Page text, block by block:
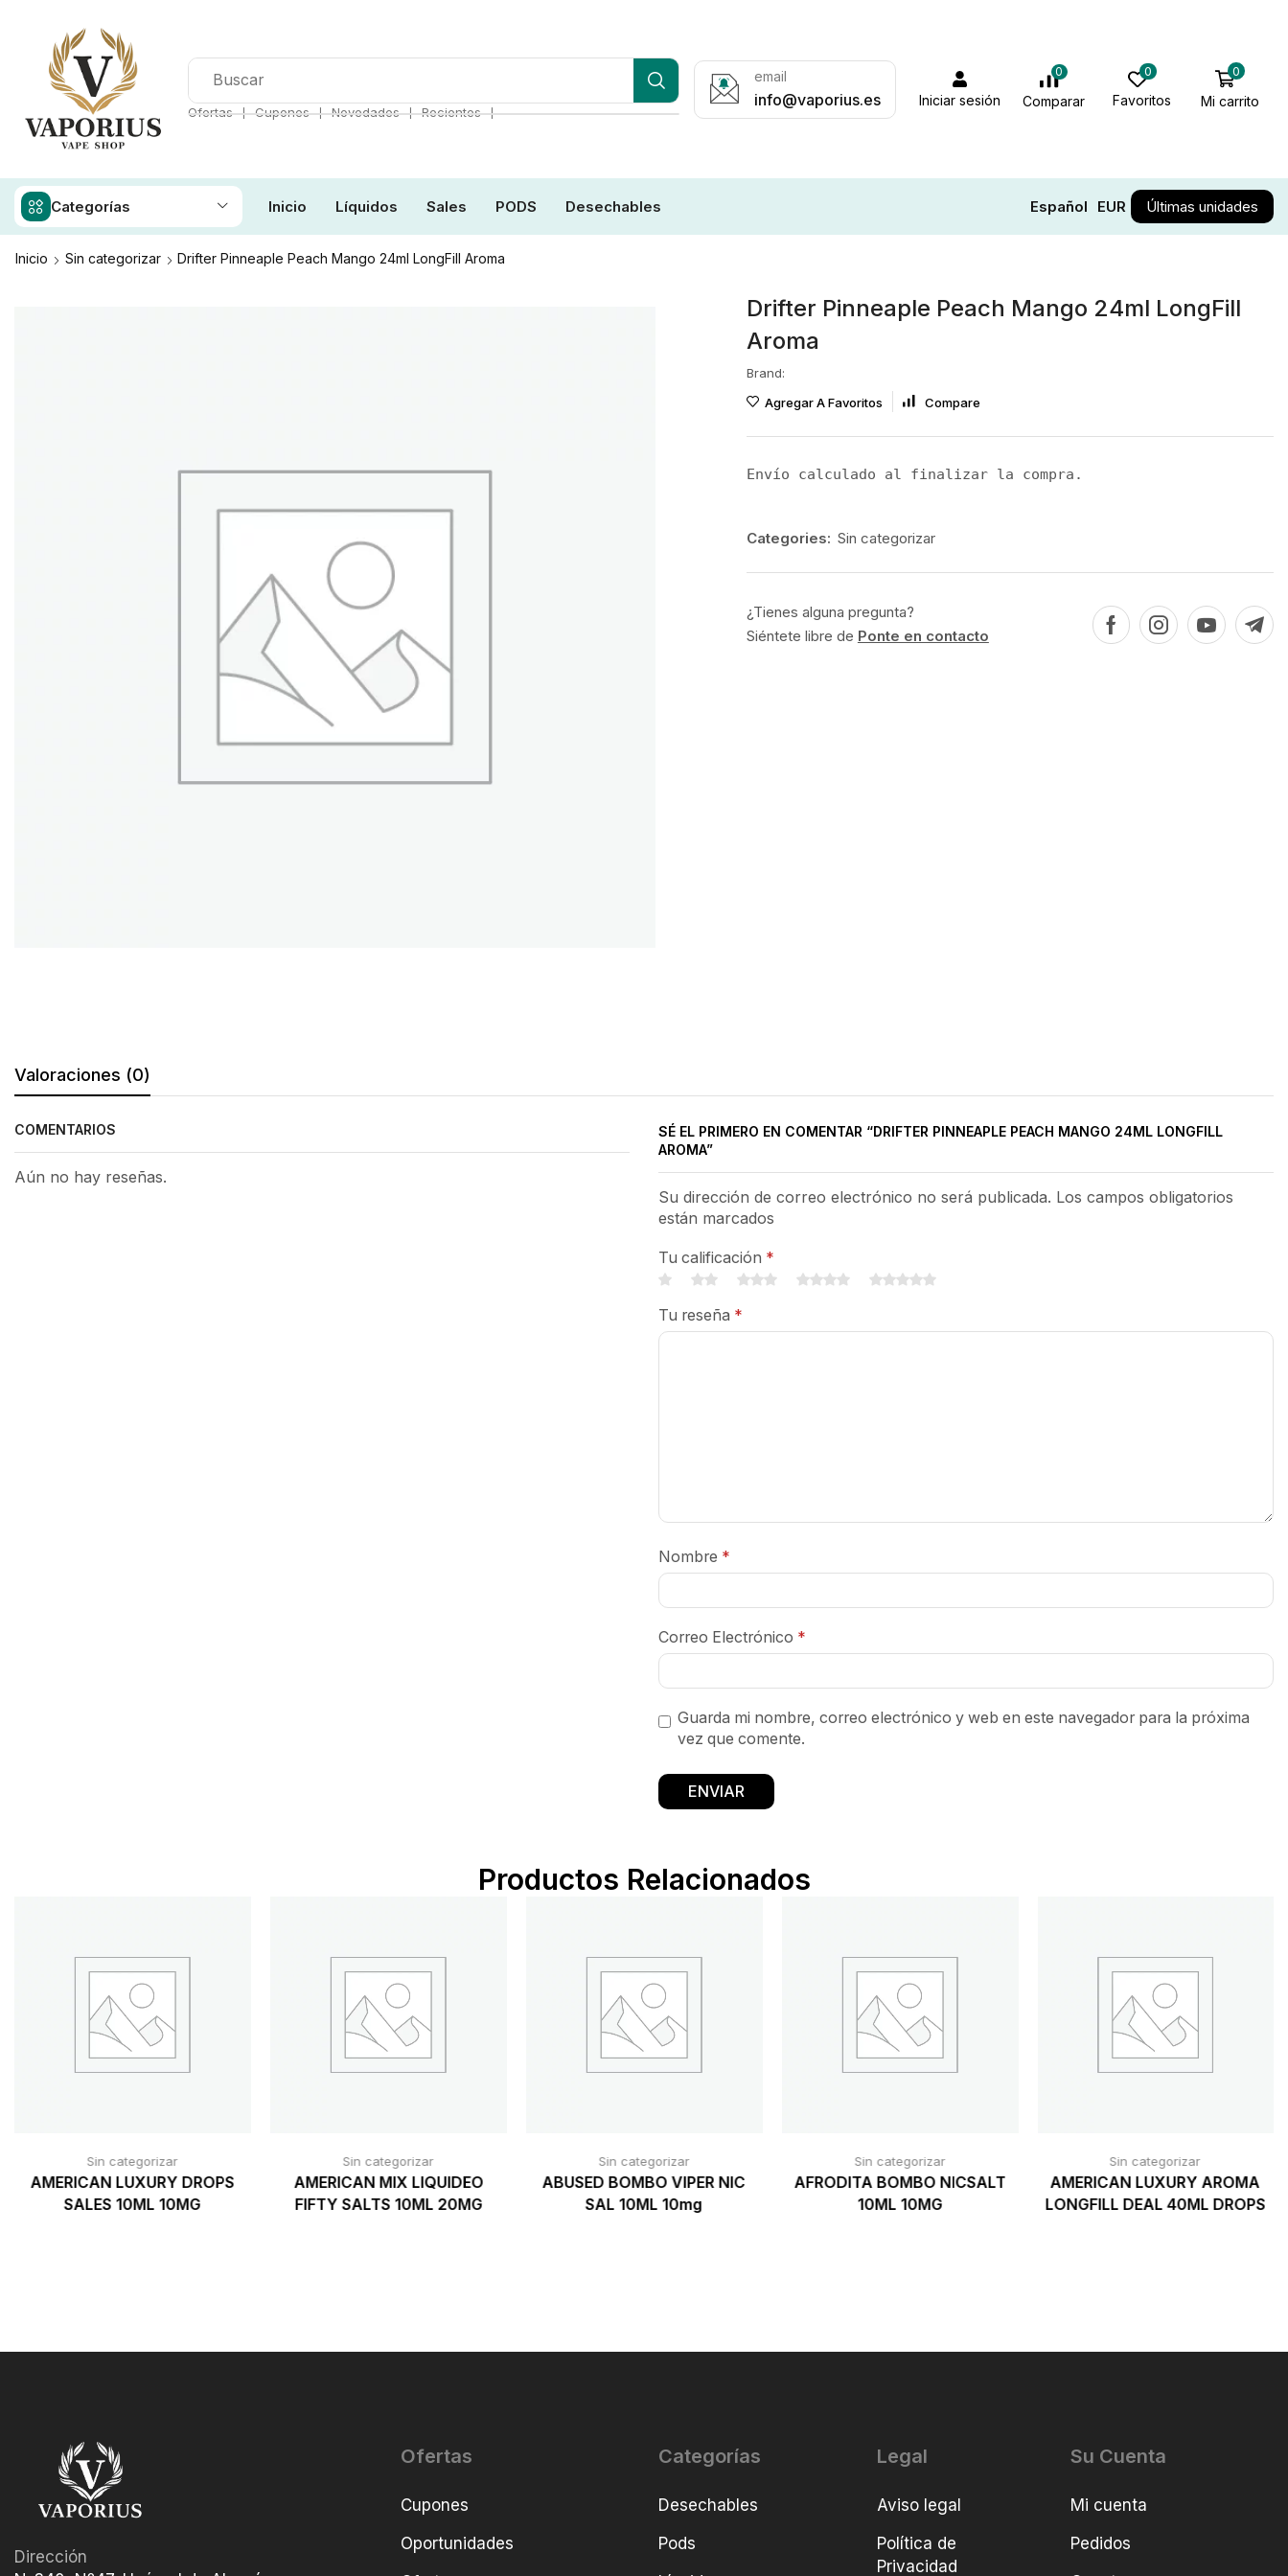
Ofertas ❘ Cupones ❘ Novedades ❘ Recientes ❘
email
info@vaporius.es Iniciar sesión
0
Comparar
0
Favoritos
0
Mi carrito
Categorías Inicio Líquidos Sales PODS Desechables Español EUR Últimas unidades
Inicio Sin categorizar Drifter Pinneaple Peach Mango 24ml LongFill Aroma
Drifter Pinneaple Peach Mango 24ml LongFill
Aroma
Brand:
Agregar A Favoritos
Compare
Envío calculado al finalizar la compra.
Categories: Sin categorizar
¿Tienes alguna pregunta?
Siéntete libre de Ponte en contacto
Valoraciones (0)
COMENTARIOS
Aún no hay reseñas.
SÉ EL PRIMERO EN COMENTAR “DRIFTER PINNEAPLE PEACH MANGO 24ML LONGFILL
AROMA”
Su dirección de correo electrónico no será publicada. Los campos obligatorios
están marcados
Tu calificación *
Tu reseña *
Nombre *
Correo Electrónico *
Guarda mi nombre, correo electrónico y web en este navegador para la próxima
vez que comente.
Productos Relacionados
Sin categorizar
AMERICAN LUXURY DROPS
SALES 10ML 10MG
Sin categorizar
AMERICAN MIX LIQUIDEO
FIFTY SALTS 10ML 20MG
Sin categorizar
ABUSED BOMBO VIPER NIC
SAL 10ML 10mg
Sin categorizar
AFRODITA BOMBO NICSALT
10ML 10MG
Sin categorizar
AMERICAN LUXURY AROMA
LONGFILL DEAL 40ML DROPS
Dirección
Ofertas
Cupones
Oportunidades
Categorías
Desechables
Pods
Legal
Aviso legal
Política de
Privacidad
Su Cuenta
Mi cuenta
Pedidos